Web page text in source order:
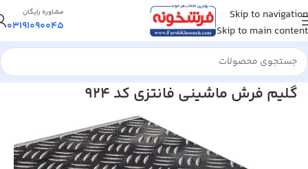
Skip to navigation
Skip to main content
مشاوره رایگان
03191090045
خانه/گلیم فرش ماشینی
گلیم فرش ماشینی فانتزی کد 924